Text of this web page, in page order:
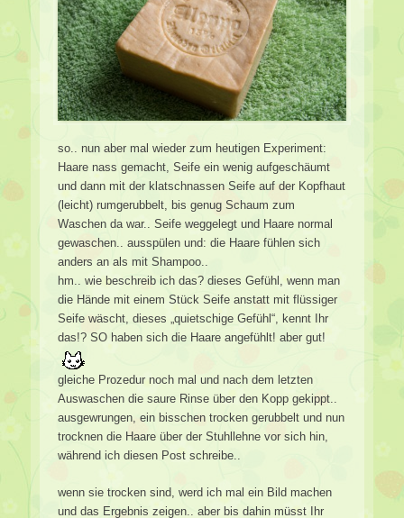
so.. nun aber mal wieder zum heutigen Experiment:
Haare nass gemacht, Seife ein wenig aufgeschäumt
und dann mit der klatschnassen Seife auf der Kopfhaut
(leicht) rumgerubbelt, bis genug Schaum zum
Waschen da war.. Seife weggelegt und Haare normal
gewaschen.. ausspülen und: die Haare fühlen sich
anders an als mit Shampoo..
hm.. wie beschreib ich das? dieses Gefühl, wenn man
die Hände mit einem Stück Seife anstatt mit flüssiger
Seife wäscht, dieses „quietschige Gefühl“, kennt Ihr
das!? SO haben sich die Haare angefühlt! aber gut!
gleiche Prozedur noch mal und nach dem letzten
Auswaschen die saure Rinse über den Kopp gekippt..
ausgewrungen, ein bisschen trocken gerubbelt und nun
trocknen die Haare über der Stuhllehne vor sich hin,
während ich diesen Post schreibe..
wenn sie trocken sind, werd ich mal ein Bild machen
und das Ergebnis zeigen.. aber bis dahin müsst Ihr